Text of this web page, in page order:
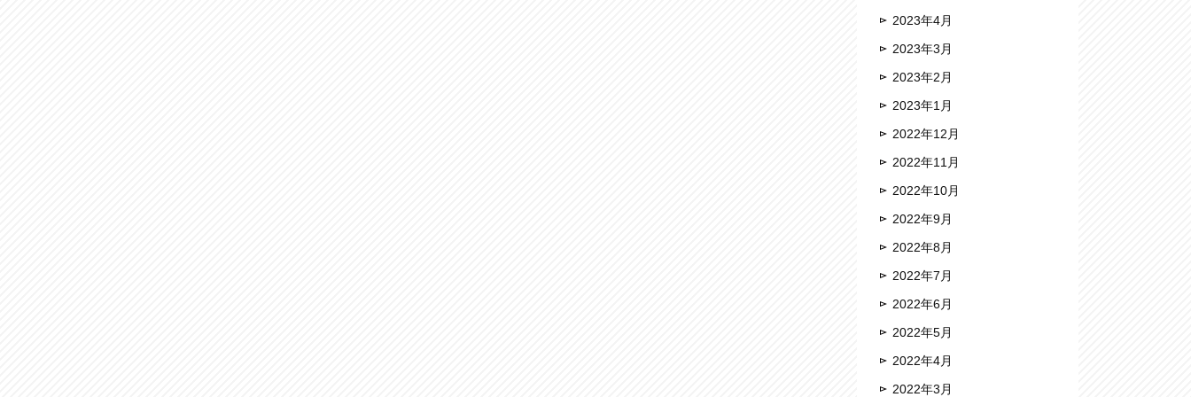
2023年4月
2023年3月
2023年2月
2023年1月
2022年12月
2022年11月
2022年10月
2022年9月
2022年8月
2022年7月
2022年6月
2022年5月
2022年4月
2022年3月